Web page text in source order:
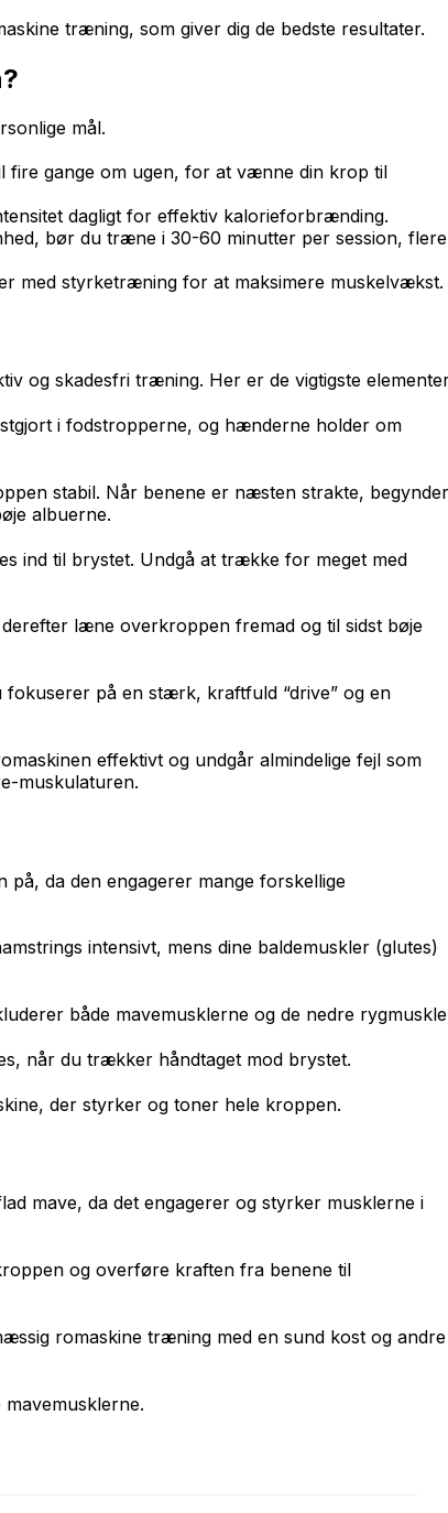
træning, som giver dig de bedste resultater.
mål.
fire gange om ugen, for at vænne din krop til
dagligt for effektiv kalorieforbrænding.
bør du træne i 30-60 minutter per session, flere
med styrketræning for at maksimere muskelvækst.
og skadesfri træning. Her er de vigtigste
i fodstropperne, og hænderne holder om
stabil. Når benene er næsten strakte, begynder
albuerne.
ind til brystet. Undgå at trække for meget med
læne overkroppen fremad og til sidst bøje
på en stærk, kraftfuld “drive” og en
effektivt og undgår almindelige fejl som
muskulaturen.
da den engagerer mange forskellige
intensivt, mens dine baldemuskler (glutes)
både mavemusklerne og de nedre
når du trækker håndtaget mod brystet.
der styrker og toner hele kroppen.
mave, da det engagerer og styrker musklerne i
og overføre kraften fra benene til
romaskine træning med en sund kost og andre